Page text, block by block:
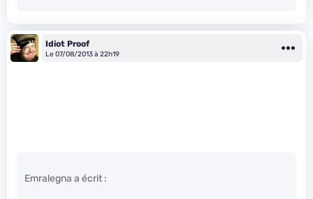
Idiot Proof
Le 07/08/2013 à 22h19
Emralegna a écrit :